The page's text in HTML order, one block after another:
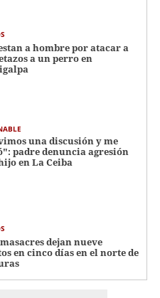
a hombre por atacar a
a un perro en
una discusión y me
padre denuncia agresión
en La Ceiba
dejan nueve
en cinco días en el norte de